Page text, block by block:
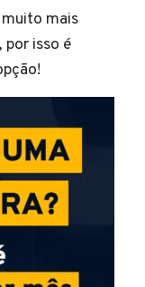
mais
isso é